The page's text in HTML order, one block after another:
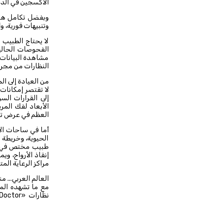
الأكسجين في
وبفضل تكامل
وتنبيهات
لا يحتاج
الفحوصات
مشاهدة
النظارات من
من العيادة إلى
لا تقتصر
إلى القرارات
الأبعاد لفك
العظم في عرض
أما في ساحات
الحيوية،
طبيب مختص في
إنقاذ
مراكز الرعاية
العالم العربي...
مع ما تشهده